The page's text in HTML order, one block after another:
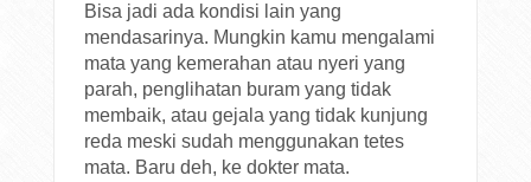
Bisa jadi ada kondisi lain yang
mendasarinya. Mungkin kamu mengalami
mata yang kemerahan atau nyeri yang
parah, penglihatan buram yang tidak
membaik, atau gejala yang tidak kunjung
reda meski sudah menggunakan tetes
mata. Baru deh, ke dokter mata.